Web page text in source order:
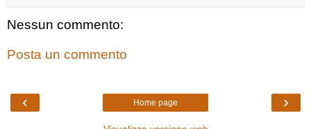
Nessun commento:
Posta un commento
‹ ›
Home page